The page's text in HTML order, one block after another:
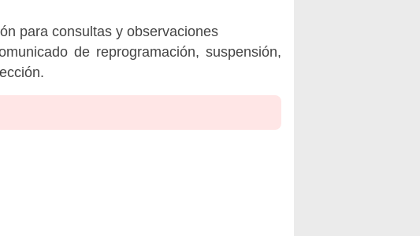
para consultas y observaciones
de reprogramación, suspensión,